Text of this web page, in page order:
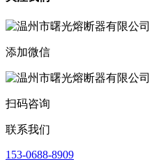
添加微信
扫码咨询
联系我们
153-0688-8909